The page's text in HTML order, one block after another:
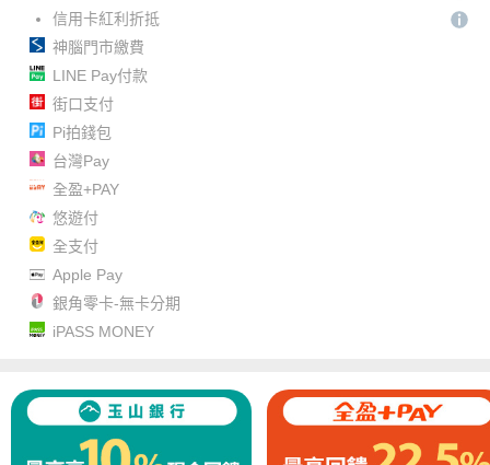
信用卡紅利折抵
神腦門市繳費
LINE Pay付款
街口支付
Pi拍錢包
台灣Pay
全盈+PAY
悠遊付
全支付
Apple Pay
銀角零卡-無卡分期
iPASS MONEY